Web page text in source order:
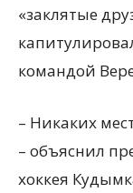
«заклятые
командой
– Никаких
– объяснил
хоккея